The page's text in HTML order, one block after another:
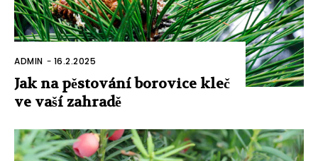
ADMIN - 16.2.2025
Jak na pěstování borovice kleč
ve vaší zahradě